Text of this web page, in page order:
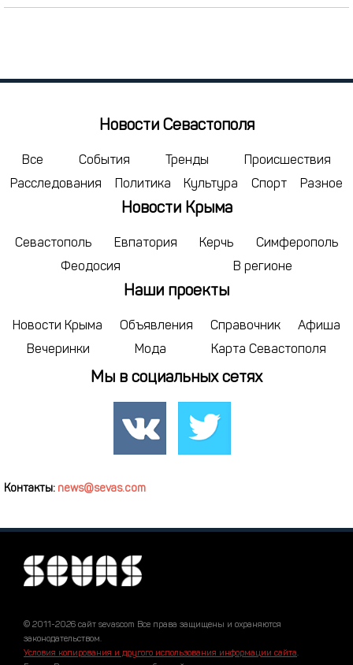
ДЕКАБРЬ 2025
8 9 10 11 12 13 14
24 25 26
29 30 31 1 3 4
5 6 7 9 10 11
Новости Севастополя
Все События Тренды
Происшествия
Расследования
Политика Культура Спорт Разное
Новости Крыма
Севастополь Евпатория Керчь
Симферополь
Феодосия
В регионе
Наши проекты
Новости Крыма Объявления Справочник
Афиша
Вечеринки
Мода Карта Севастополя
Мы в социальных сетях
Контакты: news@sevas.com
© 2011-2026 сайт sevascom Все права защищены и охраняются
законодательством.
Условия копирования и другого использования информации сайта.